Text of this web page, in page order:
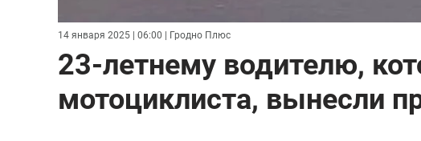
14 января 2025 | 06:00 | Гродно Плюс
23-летнему водителю,
мотоциклиста, вынесли